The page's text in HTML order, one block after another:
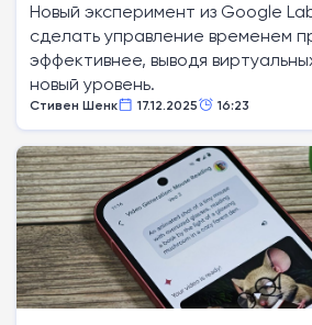
Новый эксперимент из Google
сделать управление временем
эффективнее, выводя
новый уровень.
Стивен Шенк 17.12.2025 16:23